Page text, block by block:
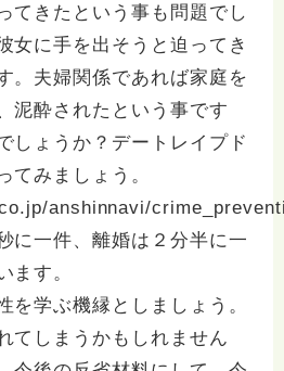
てきたという事も問題でし
女に手を出そうと迫ってき
。夫婦関係であれば家庭を
泥酔されたという事です
しょうか？デートレイプド
てみましょう。
anshinnavi/
に一件、離婚は２分半に一
ます。
を学ぶ機縁としましょう。
てしまうかもしれません